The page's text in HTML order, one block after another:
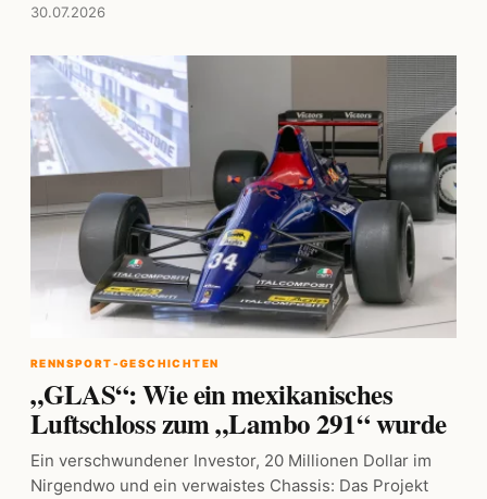
30.07.2026
RENNSPORT-GESCHICHTEN
„GLAS“: Wie ein mexikanisches
Luftschloss zum „Lambo 291“ wurde
Ein verschwundener Investor, 20 Millionen Dollar im
Nirgendwo und ein verwaistes Chassis: Das Projekt